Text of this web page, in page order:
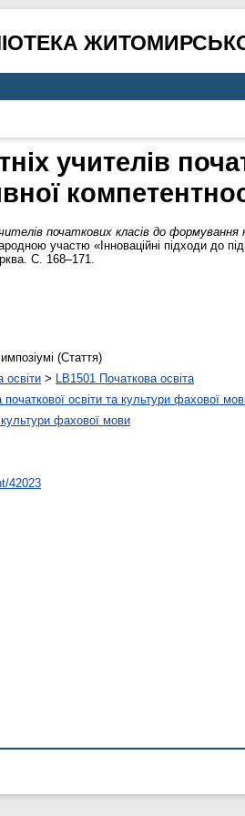
учителів
початкових класів до
участю «Інноваційні підходи до
С. 168–171.
(Стаття)
освіти > LB1501 Початкова освіта
освіти та культури фахової
фахової мови
42023